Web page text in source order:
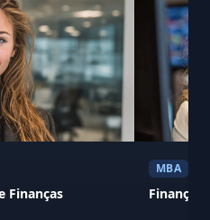
Finanças
MBA
Finanças